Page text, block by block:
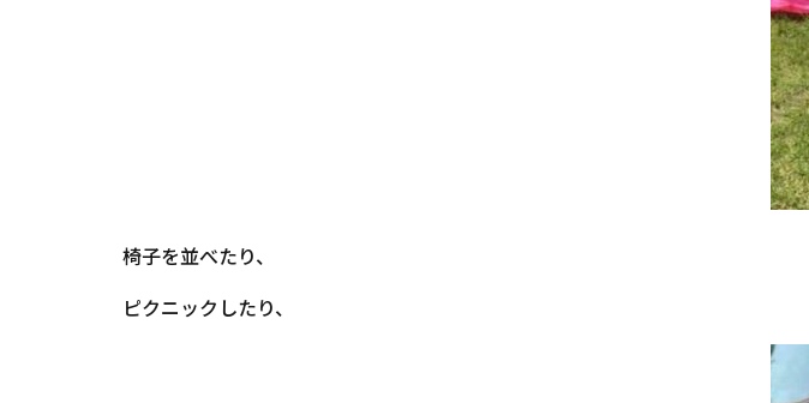
椅子を並べたり、
ピクニックしたり、